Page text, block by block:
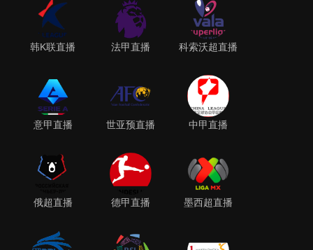
韩K联直播 法甲直播 科索沃超直播
意甲直播 世亚预直播 中甲直播
俄超直播 德甲直播 墨西超直播